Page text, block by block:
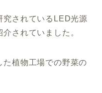
究されているLED光源
されていました。
た植物工場での野菜の